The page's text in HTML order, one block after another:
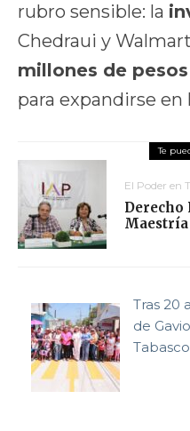
rubro sensible: la
Chedraui y
millones de pesos
para expandirse en
El Poder en
Maestría
Tras 20
de
Tabasco